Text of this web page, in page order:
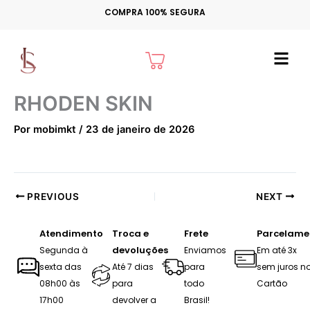
conteúdo
COMPRA 100% SEGURA
Cart
RHODEN SKIN
Por mobimkt / 23 de janeiro de 2026
PREVIOUS NEXT
Atendimento
Segunda à
sexta das
08h00 às
17h00
Troca e
devoluções
Até 7 dias
para
devolver a
Frete
Enviamos
para
todo
Brasil!
Em até 3x
sem juros
Cartão